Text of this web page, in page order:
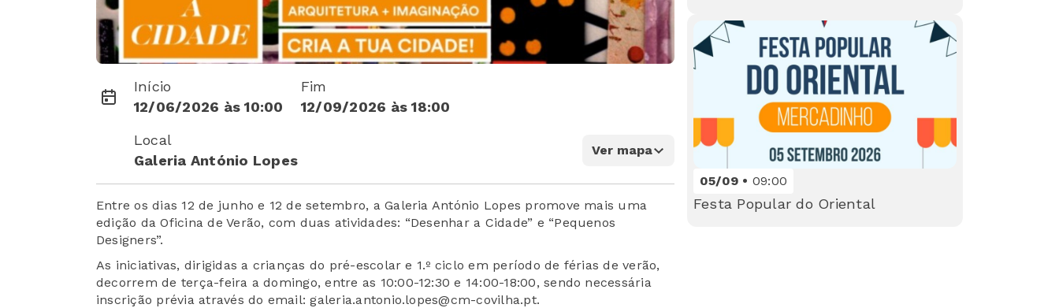
Início
12/06/2026 às 10:00
Fim
12/09/2026 às 18:00
Local
Galeria António Lopes
Ver mapa
Entre os dias 12 de junho e 12 de setembro, a Galeria António Lopes promove mais uma
edição da Oficina de Verão, com duas atividades: “Desenhar a Cidade” e “Pequenos
Designers”.
As iniciativas, dirigidas a crianças do pré-escolar e 1.º ciclo em período de férias de verão,
decorrem de terça-feira a domingo, entre as 10:00-12:30 e 14:00-18:00, sendo necessária
inscrição prévia através do email: galeria.antonio.lopes@cm-covilha.pt.
05/09 09:00
Festa Popular do Oriental